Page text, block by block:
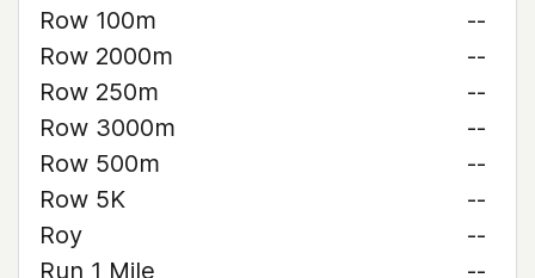
Row 100m
--
Row 2000m
--
Row 250m
--
Row 3000m
--
Row 500m
--
Row 5K
--
Roy
--
Run 1 Mile
--